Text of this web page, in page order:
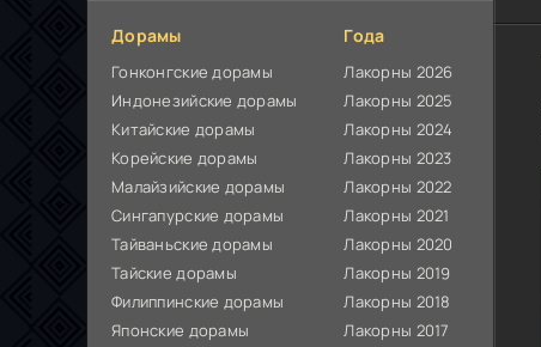
Дорамы
Гонконгские дорамы
Индонезийские дорамы
Китайские дорамы
Корейские дорамы
Малайзийские дорамы
Сингапурские дорамы
Тайваньские дорамы
Тайские дорамы
Филиппинские дорамы
Японские дорамы
Года
Лакорны 2026
Лакорны 2025
Лакорны 2024
Лакорны 2023
Лакорны 2022
Лакорны 2021
Лакорны 2020
Лакорны 2019
Лакорны 2018
Лакорны 2017